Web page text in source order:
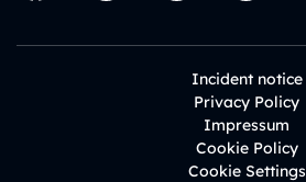
Incident notice
Privacy Policy
Impressum
Cookie Policy
Cookie Settings